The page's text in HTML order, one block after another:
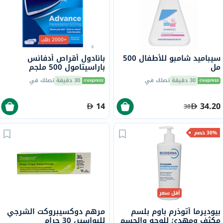
سيباميد شامبو للأطفال 500
مل
30 دقيقة تصلك في
34.20
38
+2000 طلب
بانادول أقراص أدفانس
باراسيتامول 500 ملجم
قرص 30 دقيقة تصلك في
14
30% خصم
أقل سعر
بيوديرما أتوذرم باوم بلسم مرهم دوكسيبروكت الشرجي